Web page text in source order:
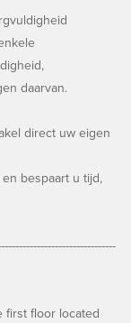
daarvan.
direct uw eigen
bespaart u tijd,
first floor located